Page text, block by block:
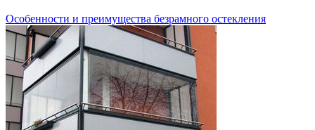
Особенности и преимущества безрамного остекления